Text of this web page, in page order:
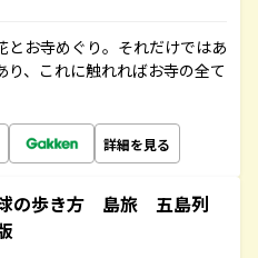
お寺めぐり。それだけではあ
り、これに触れればお寺の全て
詳細を見る
の歩き方 島旅 五島列